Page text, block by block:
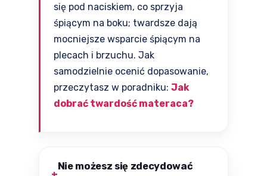
się pod naciskiem, co sprzyja
śpiącym na boku; twardsze dają
mocniejsze wsparcie śpiącym na
plecach i brzuchu. Jak
samodzielnie ocenić dopasowanie,
przeczytasz w poradniku: Jak
dobrać twardość materaca?
Nie możesz się zdecydować